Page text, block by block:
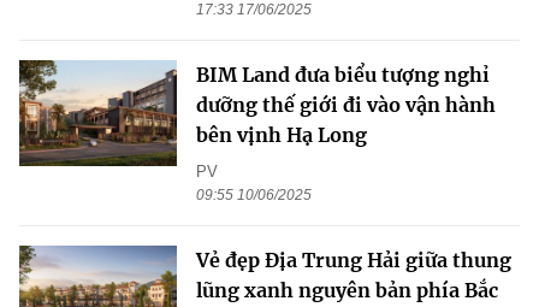
17:33 17/06/2025
BIM Land đưa biểu tượng nghỉ
dưỡng thế giới đi vào vận hành
bên vịnh Hạ Long
PV
09:55 10/06/2025
Vẻ đẹp Địa Trung Hải giữa thung
lũng xanh nguyên bản phía Bắc